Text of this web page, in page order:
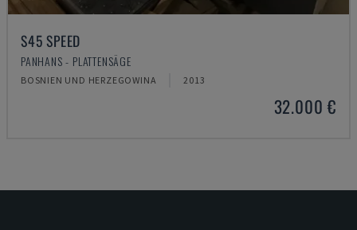
S45 SPEED
PANHANS - PLATTENSÄGE
BOSNIEN UND HERZEGOWINA 2013
32.000 €